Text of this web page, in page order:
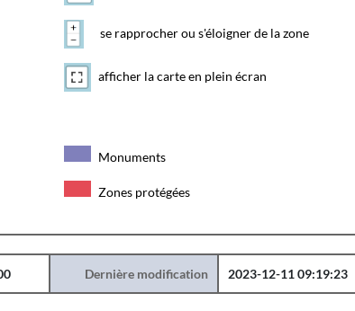
se rapprocher ou s'éloigner de la zone
afficher la carte en plein écran
Monuments
Zones protégées
Dernière modification 2023-12-11 09:19:23